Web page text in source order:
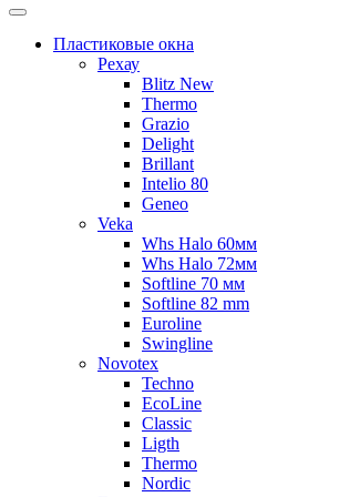
Пластиковые окна
Рехау
Blitz New
Thermo
Grazio
Delight
Brillant
Intelio 80
Geneo
Veka
Whs Halo 60мм
Whs Halo 72мм
Softline 70 мм
Softline 82 mm
Euroline
Swingline
Novotex
Techno
EcoLine
Classic
Ligth
Thermo
Nordic